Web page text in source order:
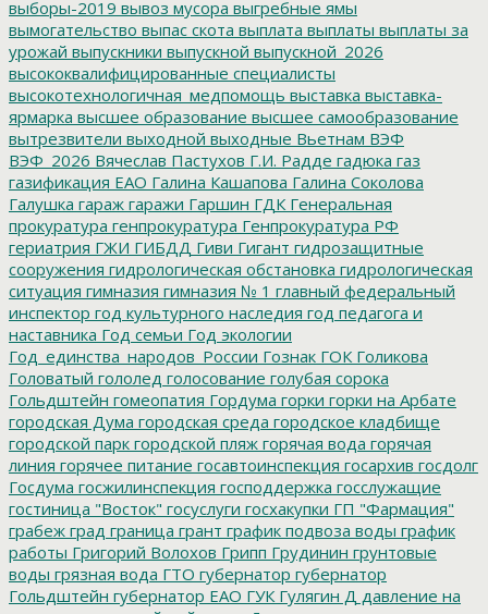
выборы-2019 вывоз мусора выгребные ямы
вымогательство выпас скота выплата выплаты выплаты за
урожай выпускники выпускной выпускной_2026
высококвалифицированные специалисты
высокотехнологичная_медпомощь выставка выставка-
ярмарка высшее образование высшее самообразование
вытрезвители выходной выходные Вьетнам ВЭФ
ВЭФ_2026 Вячеслав Пастухов Г.И. Радде гадюка газ
газификация ЕАО Галина Кашапова Галина Соколова
Галушка гараж гаражи Гаршин ГДК Генеральная
прокуратура генпрокуратура Генпрокуратура РФ
гериатрия ГЖИ ГИБДД Гиви Гигант гидрозащитные
сооружения гидрологическая обстановка гидрологическая
ситуация гимназия гимназия № 1 главный федеральный
инспектор год культурного наследия год педагога и
наставника Год семьи Год экологии
Год_единства_народов_России Гознак ГОК Голикова
Головатый гололед голосование голубая сорока
Гольдштейн гомеопатия Гордума горки горки на Арбате
городская Дума городская среда городское кладбище
городской парк городской пляж горячая вода горячая
линия горячее питание госавтоинспекция госархив госдолг
Госдума госжилинспекция господдержка госслужащие
гостиница "Восток" госуслуги госхакупки ГП "Фармация"
грабеж град граница грант график подвоза воды график
работы Григорий Волохов Грипп Грудинин грунтовые
воды грязная вода ГТО губернатор губернатор
Гольдштейн губернатор ЕАО ГУК Гулягин Д давление на